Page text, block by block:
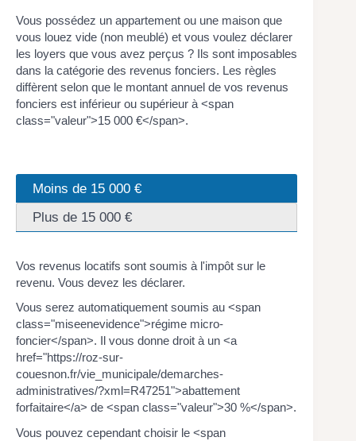
Vous possédez un appartement ou une maison que
vous louez vide (non meublé) et vous voulez déclarer
les loyers que vous avez perçus ? Ils sont imposables
dans la catégorie des revenus fonciers. Les règles
diffèrent selon que le montant annuel de vos revenus
fonciers est inférieur ou supérieur à <span
class="valeur">15 000 €</span>.
Moins de 15 000 €
Plus de 15 000 €
Vos revenus locatifs sont soumis à l'impôt sur le
revenu. Vous devez les déclarer.
Vous serez automatiquement soumis au <span
class="miseenevidence">régime micro-
foncier</span>. Il vous donne droit à un <a
href="https://roz-sur-
couesnon.fr/vie_municipale/demarches-
administratives/?xml=R47251">abattement
forfaitaire</a> de <span class="valeur">30 %</span>.
Vous pouvez cependant choisir le <span